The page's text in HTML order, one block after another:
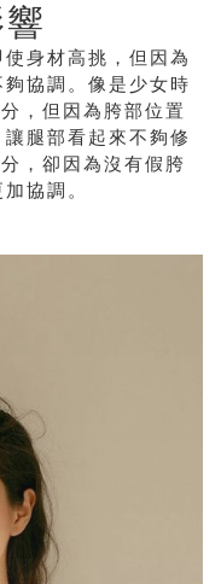
使身材高挑，但因為
協調。像是少女時
，但因為胯部位置
腿部看起來不夠修
，卻因為沒有假胯
協調。